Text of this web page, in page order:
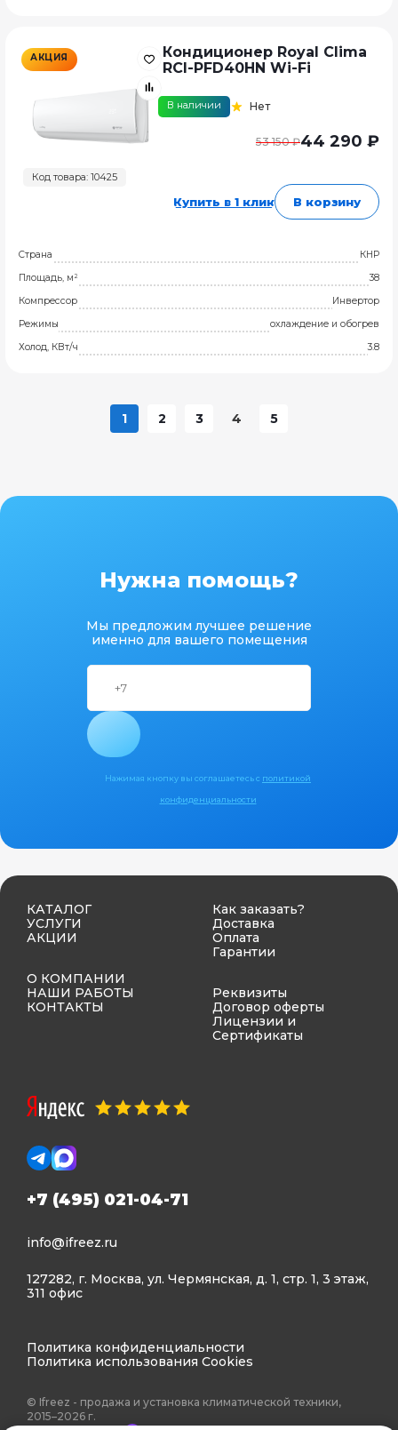
АКЦИЯ
Код товара: 10425
Кондиционер Royal Clima
RCI-PFD40HN Wi-Fi
В наличии Нет
53 150 ₽44 290 ₽
Купить в 1 клик В корзину
Страна
КНР
Площадь, м²
38
Компрессор
Инвертор
Режимы
охлаждение и обогрев
Холод, КВт/ч
3.8
1 2 3 4 5
Нужна помощь?
Мы предложим лучшее решение
именно для вашего помещения
Нажимая кнопку вы соглашаетесь с политикой
конфиденциальности
КАТАЛОГ
УСЛУГИ
АКЦИИ
О КОМПАНИИ
НАШИ РАБОТЫ
КОНТАКТЫ
Как заказать?
Доставка
Оплата
Гарантии
Реквизиты
Договор оферты
Лицензии и
Сертификаты
+7 (495) 021-04-71
info@ifreez.ru
127282, г. Москва, ул. Чермянская, д. 1, стр. 1, 3 этаж,
311 офис
Политика конфиденциальности
Политика использования Cookies
© Ifreez - продажа и установка климатической техники,
2015–2026 г.